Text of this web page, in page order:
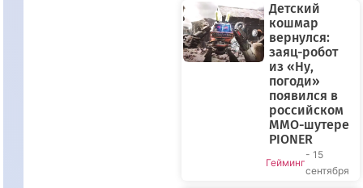
Детский
кошмар
вернулся:
заяц-робот
из «Ну,
погоди»
появился в
российском
MMO-шутере
PIONER
Гейминг
- 15
сентября